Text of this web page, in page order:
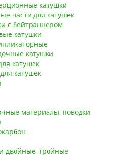
катушки
части для катушек
с бейтраннером
катушки
катушки
катушек
катушек
материалы, поводки
двойные, тройные